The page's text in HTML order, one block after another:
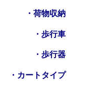
・荷物収納
・歩行車
・歩行器
・カートタイプ